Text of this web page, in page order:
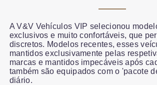
A V&V Vehículos VIP selecionou
exclusivos e muito confortáveis, que
discretos. Modelos recentes, esses
mantidos exclusivamente pelas
marcas e mantidos impecáveis após
também são equipados com o 'pacote
diário.